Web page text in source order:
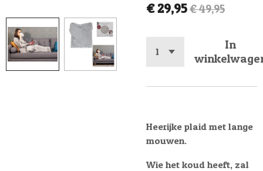
€ 29,95€ 49,95
In
Heerijke plaid met lange
mouwen.
Wie het koud heeft, zal